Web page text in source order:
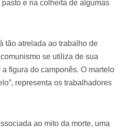
e na colheita de algumas
tão atrelada ao trabalho de
se utiliza de sua
figura do camponês. O martelo
representa os trabalhadores
ao mito da morte, uma